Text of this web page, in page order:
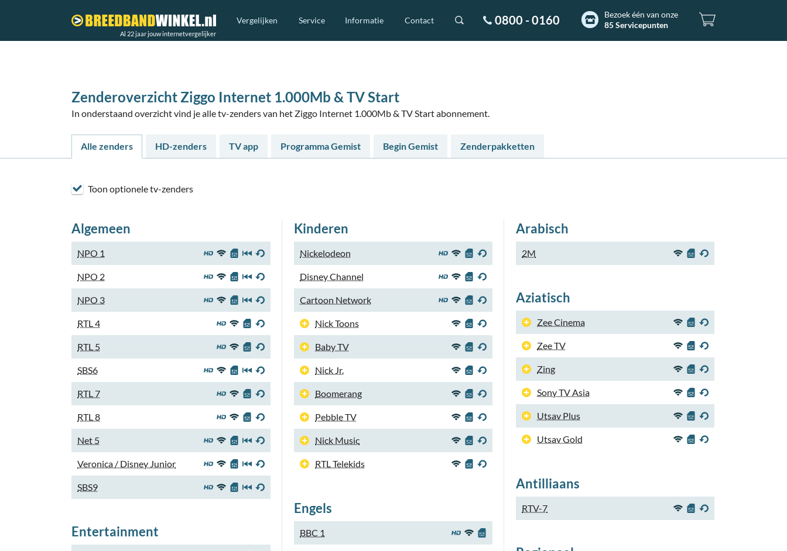
Al 22 jaar jouw internetvergelijker
Vergelijken Service Informatie Contact 0800 - 0160
Bezoek één van onze
85 Servicepunten
Zenderoverzicht Ziggo Internet 1.000Mb & TV Start
In onderstaand overzicht vind je alle tv-zenders van het Ziggo Internet 1.000Mb & TV Start abonnement.
Alle zenders HD-zenders TV app Programma Gemist Begin Gemist Zenderpakketten
Toon optionele tv-zenders
Algemeen
NPO 1
NPO 2
NPO 3
RTL 4
RTL 5
SBS6
RTL 7
RTL 8
Net 5
Veronica / Disney Junior
SBS9
Entertainment
Kinderen
Nickelodeon
Disney Channel
Cartoon Network
Nick Toons
Baby TV
Nick Jr.
Boomerang
Pebble TV
Nick Music
RTL Telekids
Engels
BBC 1
Arabisch
2M
Aziatisch
Zee Cinema
Zee TV
Zing
Sony TV Asia
Utsav Plus
Utsav Gold
Antilliaans
RTV-7